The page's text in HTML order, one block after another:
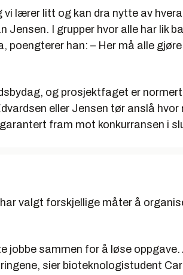
vi lærer litt og kan dra nytte av
I grupper hvor alle har lik
poengterer han: – Her må alle
og prosjektfaget er
eller Jensen tør anslå
fram mot konkurransen i
valgt forskjellige måter å
jobbe sammen for å løse oppgave.
sier bioteknologistudent